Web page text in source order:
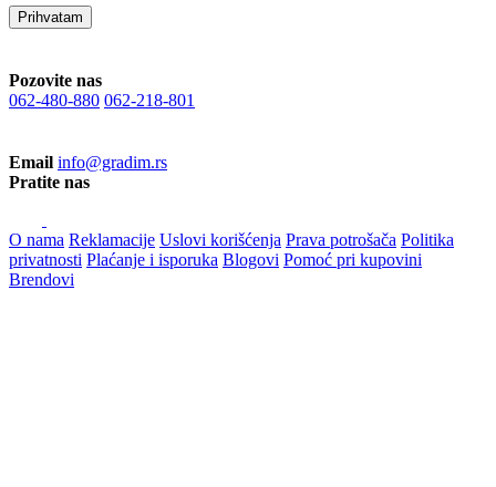
Prihvatam
Pozovite nas
062-480-880 062-218-801
Email info@gradim.rs
Pratite nas
O nama Reklamacije Uslovi korišćenja Prava potrošača Politika
privatnosti Plaćanje i isporuka Blogovi Pomoć pri kupovini
Brendovi